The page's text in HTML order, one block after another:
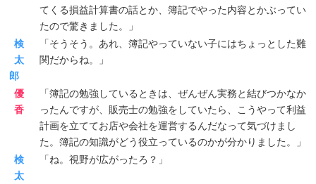
てくる損益計算書の話とか、簿記でやった内容とかぶってい
たので驚きました。」
検
太
郎
「そうそう。あれ、簿記やっていない子にはちょっとした難
関だからね。」
優
香
「簿記の勉強しているときは、ぜんぜん実務と結びつかなか
ったんですが、販売士の勉強をしていたら、こうやって利益
計画を立ててお店や会社を運営するんだなって気づけまし
た。簿記の知識がどう役立っているのかが分かりました。」
検
太
「ね。視野が広がったろ？」